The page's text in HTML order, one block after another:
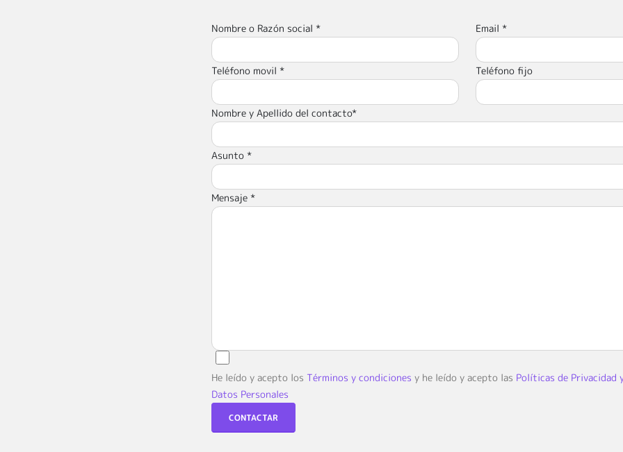
Nombre o Razón social * Email *
Teléfono movil * Teléfono fijo
Nombre y Apellido del contacto*
Asunto *
Mensaje *
He leído y acepto los Términos y condiciones y he leído y acepto las Políticas de Privacidad
Datos Personales